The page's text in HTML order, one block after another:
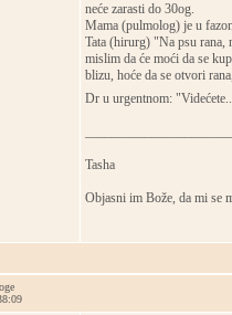
neće zarasti do 30og.
Mama (pulmolog) je u
Tata (hirurg) "Na psu rana,
mislim da će moći da se
blizu, hoće da se otvori
Dr u urgentnom:
Tasha
Objasni im Bože, da mi se